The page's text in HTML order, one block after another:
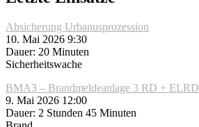
Absicherung Urbanusprozession
10. Mai 2026 9:30
Dauer: 20 Minuten
Sicherheitswache
BMA3 – Brandmeldeanlage 3 RD + ELRD
9. Mai 2026 12:00
Dauer: 2 Stunden 45 Minuten